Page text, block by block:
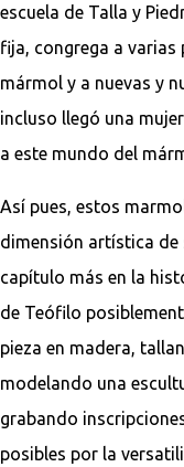
escuela de Talla y
fija, congrega a
mármol y a nuevas y
incluso llegó una
a este mundo del
Así pues, estos
dimensión artística
capítulo más en la
de Teófilo
pieza en madera,
modelando una
grabando
posibles por la